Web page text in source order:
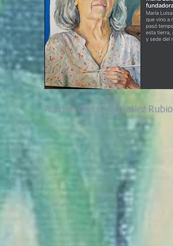
Artículo de Luz González Rubio